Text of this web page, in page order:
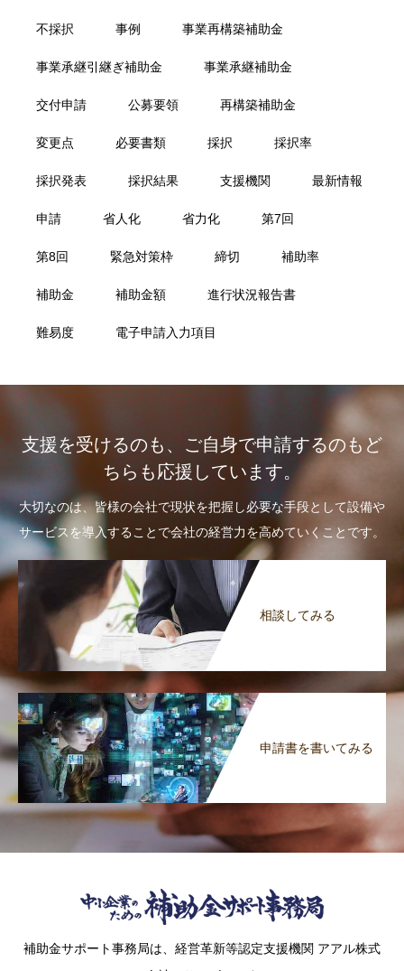
不採択 事例 事業再構築補助金
事業承継引継ぎ補助金 事業承継補助金
交付申請 公募要領 再構築補助金
変更点 必要書類 採択 採択率
採択発表 採択結果 支援機関 最新情報
申請 省人化 省力化 第7回
第8回 緊急対策枠 締切 補助率
補助金 補助金額 進行状況報告書
難易度 電子申請入力項目
支援を受けるのも、ご自身で申請するのもど
ちらも応援しています。
大切なのは、皆様の会社で現状を把握し必要な手段として設備や
サービスを導入することで会社の経営力を高めていくことです。
相談してみる
申請書を書いてみる
補助金サポート事務局は、経営革新等認定支援機関 アアル株式